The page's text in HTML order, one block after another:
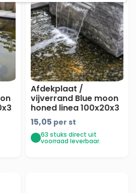
vijver- &
waterpartij netjes
Afdekplaat /
vijverrand Blue moon
honed linea 100x20x3
- maandprijs
15,05 per st
63 stuks direct uit
voorraad leverbaar.